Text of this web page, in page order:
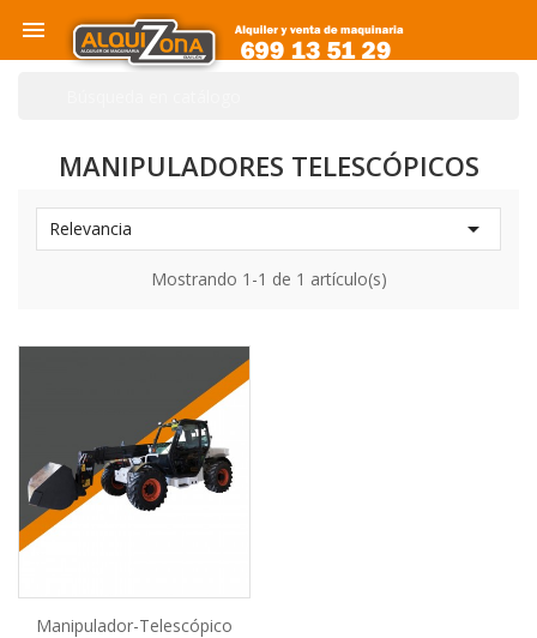

MANIPULADORES TELESCÓPICOS
Relevancia 
Mostrando 1-1 de 1 artículo(s)
Manipulador-Telescópico